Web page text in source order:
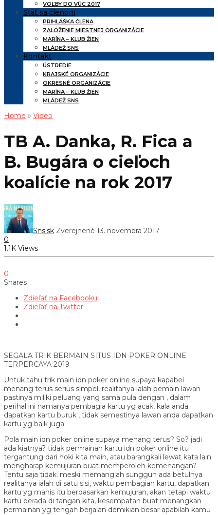
VOĽBY DO VÚC 2017
Stať sa členom
PRIHLÁŠKA ČLENA
ZALOŽENIE MIESTNEJ ORGANIZÁCIE
MARÍNA – KLUB ŽIEN
MLÁDEŽ SNS
Kontakt
ÚSTREDIE
KRAJSKÉ ORGANIZÁCIE
OKRESNÉ ORGANIZÁCIE
MARÍNA – KLUB ŽIEN
MLÁDEŽ SNS
Home » Video
TB A. Danka, R. Fica a
B. Bugára o cieľoch
koalície na rok 2017
Sns.sk Zverejnené 13. novembra 2017
0
1.1K Views
0
Shares
Zdieľať na Facebooku
Zdieľať na Twitter
SEGALA TRIK BERMAIN SITUS IDN POKER ONLINE
TERPERCAYA 2019
Untuk tahu trik main idn poker online supaya kapabel
menang terus serius simpel, realitanya ialah pemain lawan
pastinya miliki peluang yang sama pula dengan , dalam
perihal ini namanya pembagia kartu yg acak, kala anda
dapatkan kartu buruk , tidak semestinya lawan anda dapatkan
kartu yg baik juga.
Pola main idn poker online supaya menang terus? So? jadi
ada kiatnya? tidak permainan kartu idn poker online itu
tergantung dari hoki kita main, atau barangkali lewat kata lain
mengharap kemujuran buat memperoleh kemenangan?
Tentu saja tidak. meski memanglah sungguh ada betulnya
realitanya ialah di satu sisi, waktu pembagian kartu, dapatkan
kartu yg manis itu berdasarkan kemujuran, akan tetapi waktu
kartu berada di tangan kita, kesempatan buat menangkan
permainan yg tengah berjalan demikian besar apabilah kamu